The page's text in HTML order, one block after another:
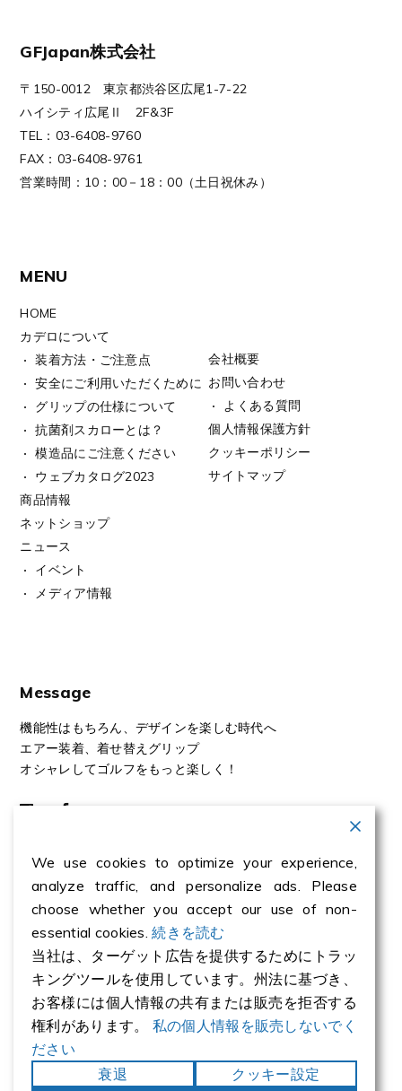
GFJapan株式会社
〒150-0012 東京都渋谷区広尾1-7-22
ハイシティ広尾Ⅱ 2F&3F
TEL：03-6408-9760
FAX：03-6408-9761
営業時間：10：00－18：00（土日祝休み）
MENU
HOME
カデロについて
装着方法・ご注意点
安全にご利用いただくために
グリップの仕様について
抗菌剤スカローとは？
模造品にご注意ください
ウェブカタログ2023
商品情報
ネットショップ
ニュース
イベント
メディア情報
会社概要
お問い合わせ
よくある質問
個人情報保護方針
クッキーポリシー
サイトマップ
Message
機能性はもちろん、デザインを楽しむ時代へ
エアー装着、着せ替えグリップ
オシャレしてゴルフをもっと楽しく！
BRANDS
We use cookies to optimize your experience,
analyze traffic, and personalize ads. Please
choose whether you accept our use of non-
essential cookies.続きを読む
当社は、ターゲット広告を提供するためにトラッ
キングツールを使用しています。州法に基づき、
お客様には個人情報の共有または販売を拒否する
権利があります。 私の個人情報を販売しないでく
ださい
衰退
クッキー設定